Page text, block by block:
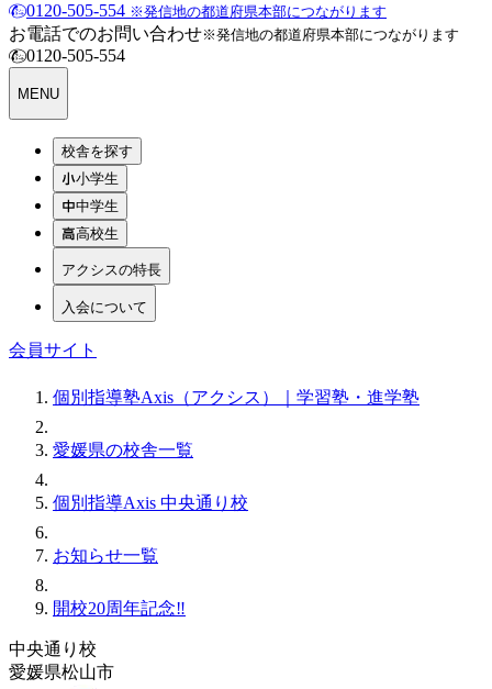
0120-505-554 ※発信地の都道府県本部につながります
お電話でのお問い合わせ※発信地の都道府県本部につながります
0120-505-554
MENU
校舎を探す
小学生
中学生
高校生
アクシスの特長
入会について
会員サイト
個別指導塾Axis（アクシス）｜学習塾・進学塾
愛媛県の校舎一覧
個別指導Axis 中央通り校
お知らせ一覧
開校20周年記念‼️
中央通り校
愛媛県松山市